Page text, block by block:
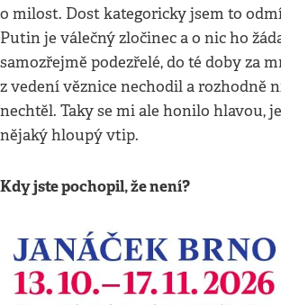
o milost. Dost kategoricky jsem to
Putin je válečný zločinec a o nic ho
samozřejmě podezřelé, do té doby za
z vedení věznice nechodil a rozhodně
nechtěl. Taky se mi ale honilo hlavou,
nějaký hloupý vtip.
Kdy jste pochopil, že není?